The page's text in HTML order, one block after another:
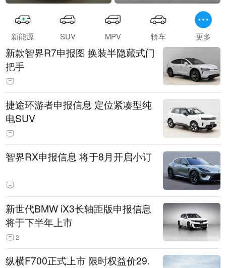
新能源 SUV MPV 轿车 更多
新款智界R7申报图 换装半隐藏式门
把手
捷途环游者申报信息 定位紧凑型纯
电SUV
智界RX申报信息 将于8月开启小订
新世代BMW iX3长轴距版申报信息
将于下半年上市
2
纵横F700正式上市 限时权益价29.